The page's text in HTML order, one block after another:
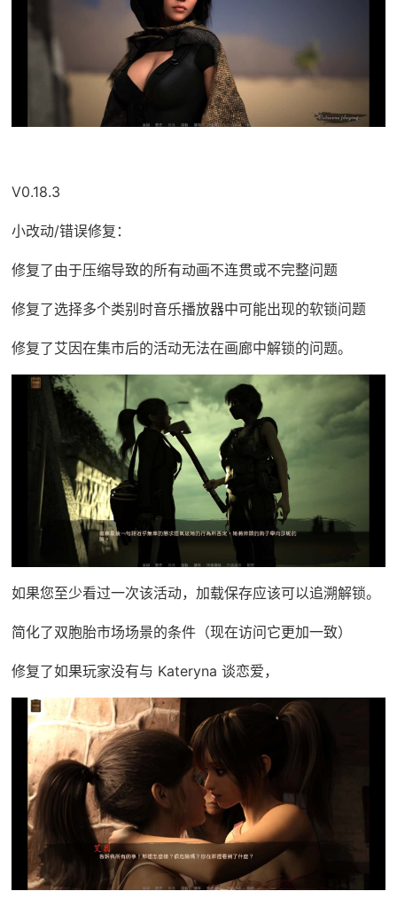
V0.18.3
小改动/错误修复：
修复了由于压缩导致的所有动画不连贯或不完整问题
修复了选择多个类别时音乐播放器中可能出现的软锁问题
修复了艾因在集市后的活动无法在画廊中解锁的问题。
如果您至少看过一次该活动，加载保存应该可以追溯解锁。
简化了双胞胎市场场景的条件（现在访问它更加一致）
修复了如果玩家没有与 Kateryna 谈恋爱，